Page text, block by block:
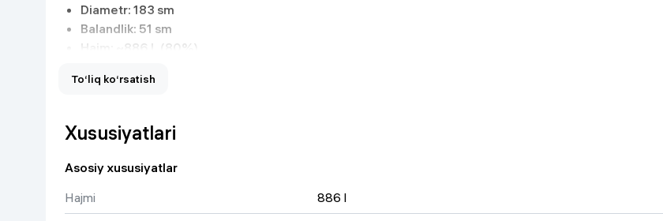
Kitoblar
Diametr: 183 sm
Balandlik: 51 sm
Hajm: ~886 L (80%)
Shakl: dumaloq
Klapan: mavjud
Vazn: taxminan 3.7 kg
To‘liq ko‘rsatish
Xususiyatlari
Asosiy xususiyatlar
Hajmi
886 l